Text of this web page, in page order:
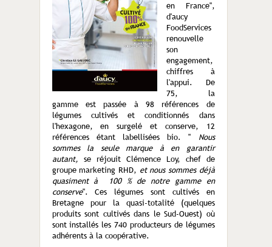
en France",
d'aucy
FoodServices
renouvelle
son
engagement,
chiffres à
l'appui. De
75, la
gamme est passée à 98 références de
légumes cultivés et conditionnés dans
l'hexagone, en surgelé et conserve, 12
références étant labellisées bio. " Nous
sommes la seule marque à en garantir
autant, se réjouit Clémence Loy, chef de
groupe marketing RHD, et nous sommes déjà
quasiment à 100 % de notre gamme en
conserve". Ces légumes sont cultivés en
Bretagne pour la quasi-totalité (quelques
produits sont cultivés dans le Sud-Ouest) où
sont installés les 740 producteurs de légumes
adhérents à la coopérative.